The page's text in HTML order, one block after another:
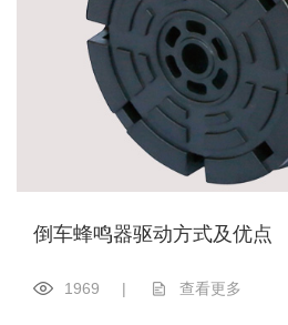
倒车蜂鸣器驱动方式及优点
1969 | 查看更多